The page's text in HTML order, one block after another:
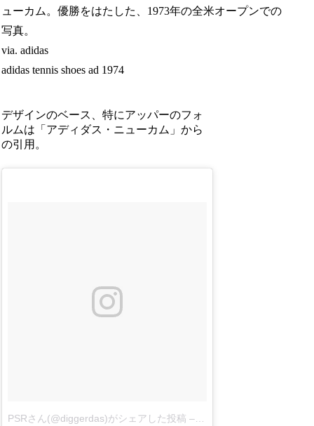
ューカム。優勝をはたした、1973年の全米オープンでの
写真。
via. adidas
adidas tennis shoes ad 1974
デザインのベース、特にアッパーのフォ
ルムは「アディダス・ニューカム」から
の引用。
PSRさん(@diggerdas)がシェアした投稿 –